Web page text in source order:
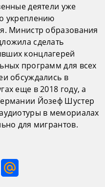
деятели уже
укреплению
Министр образования
сделать
концлагерей
программ для всех
обсуждались в
еще в 2018 году, а
Йозеф Шустер
в мемориалах
для мигрантов.